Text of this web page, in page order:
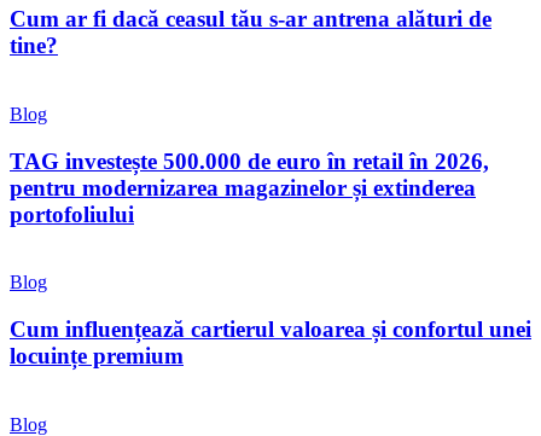
Cum ar fi dacă ceasul tău s-ar antrena alături de
tine?
Blog
TAG investește 500.000 de euro în retail în 2026,
pentru modernizarea magazinelor și extinderea
portofoliului
Blog
Cum influențează cartierul valoarea și confortul unei
locuințe premium
Blog